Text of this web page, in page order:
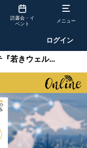
読書会・イ
ベント
メニュー
ログイン
【オンライン参加用】 ゲーテ『若きウェルテルの悩み』 【ハイブリッド読書会】